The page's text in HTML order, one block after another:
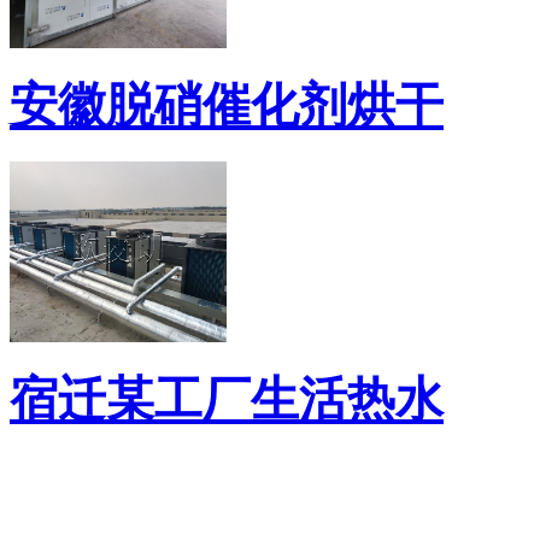
安徽脱硝催化剂烘干
宿迁某工厂生活热水